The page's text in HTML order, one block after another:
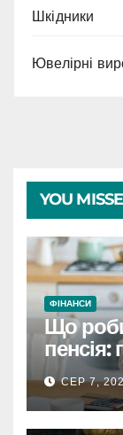
Шкідники
Ювелірні
YOU
ФІНАНСИ
Що
пенсія:
році
СЕР 7,